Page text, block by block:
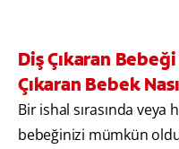
Diş Çıkaran
Çıkaran Bebek
Bir ishal sırasında
bebeğinizi mümkün